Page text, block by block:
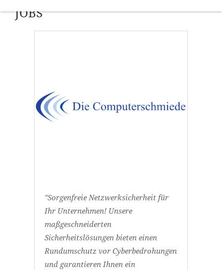
JOBS
"Sorgenfreie Netzwerksicherheit für
Ihr Unternehmen! Unsere
maßgeschneiderten
Sicherheitslösungen bieten einen
Rundumschutz vor Cyberbedrohungen
und garantieren Ihnen ein